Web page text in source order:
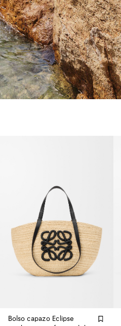
Bolso capazo Eclipse